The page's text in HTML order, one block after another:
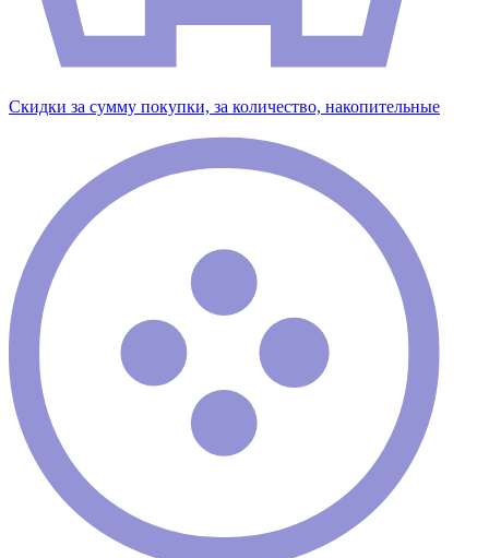
Скидки за сумму покупки, за количество, накопительные